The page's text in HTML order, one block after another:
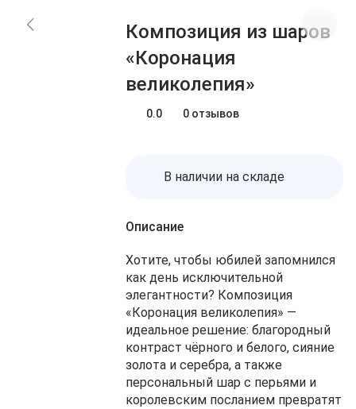
Блог
О нас
Заказы
Композиция из шаров
«Коронация
великолепия»
0.0 0 отзывов
В наличии на складе
Описание
Хотите, чтобы юбилей запомнился
как день исключительной
элегантности? Композиция
«Коронация великолепия» —
идеальное решение: благородный
контраст чёрного и белого, сияние
золота и серебра, а также
персональный шар с перьями и
королевским посланием превратят